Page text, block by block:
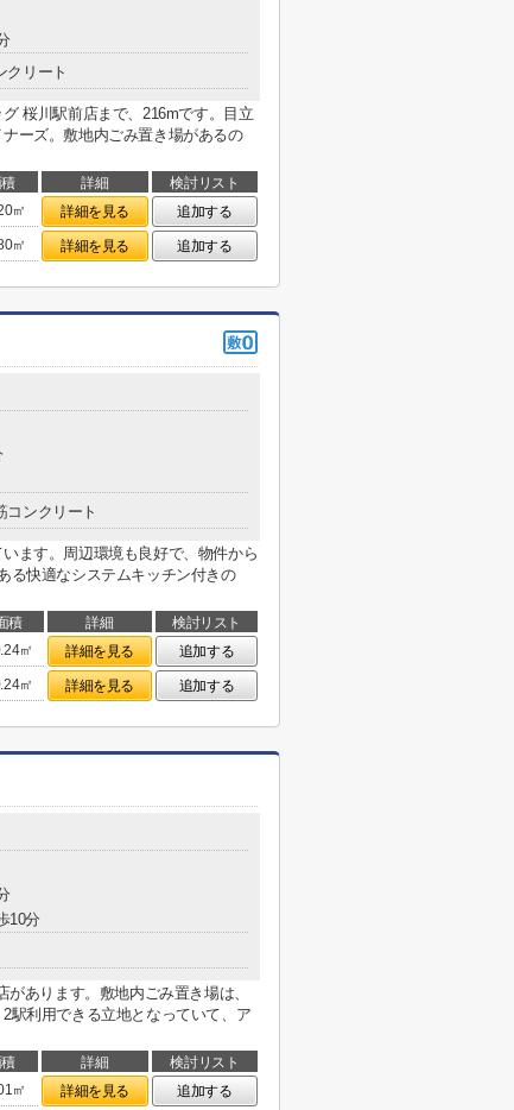
クリート
桜川駅前店まで、216mです。目立
ーズ。敷地内ごみ置き場があるの
詳細
検討リスト
㎡ 詳細を見る
追加する
㎡ 詳細を見る 追加する
コンクリート
ます。周辺環境も良好で、物件から
る快適なシステムキッチン付きの
積 詳細
検討リスト
㎡ 詳細を見る
追加する
㎡ 詳細を見る 追加する
10分
あります。敷地内ごみ置き場は、
駅利用できる立地となっていて、ア
詳細
検討リスト
㎡ 詳細を見る 追加する